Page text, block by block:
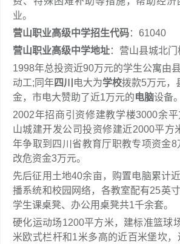
业。
营山职业高级中学招生代码：61040
营山职业高级中学地址：营山县城北
1998年总投资近90万元的学生公寓由
动工;同年四川 电大为学校拨款5万元，
金，市电大赞助了近1万元的电脑设备。
2002年招商引资修建教学楼3000余
山城建开发公司投资修建近2000平方
年争取到四川省教育厅职教专项资金8
改危资金3万元。
先后征用土地40余亩，购置电脑累计
播系统和校园网络，各教室配有25英
学生课桌凳、办公用桌凳共1千余套。
硬化运动场1200平方米，建标准篮球
米欧式栏杆和1米多高的近百米堡坎